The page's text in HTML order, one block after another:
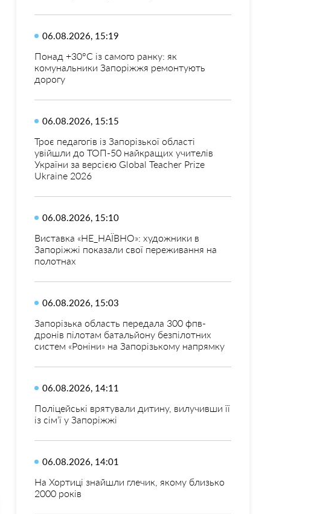
06.08.2026, 15:19
Понад +30°C із самого ранку: як
комунальники Запоріжжя ремонтують
дорогу
06.08.2026, 15:15
Троє педагогів із Запорізької області
увійшли до ТОП-50 найкращих учителів
України за версією Global Teacher Prize
Ukraine 2026
06.08.2026, 15:10
Виставка «НЕ_НАЇВНО»: художники в
Запоріжжі показали свої переживання на
полотнах
06.08.2026, 15:03
Запорізька область передала 300 фпв-
дронів пілотам батальйону безпілотних
систем «Роніни» на Запорізькому напрямку
06.08.2026, 14:11
Поліцейські врятували дитину, вилучивши її
із сім’ї у Запоріжжі
06.08.2026, 14:01
На Хортиці знайшли глечик, якому близько
2000 років